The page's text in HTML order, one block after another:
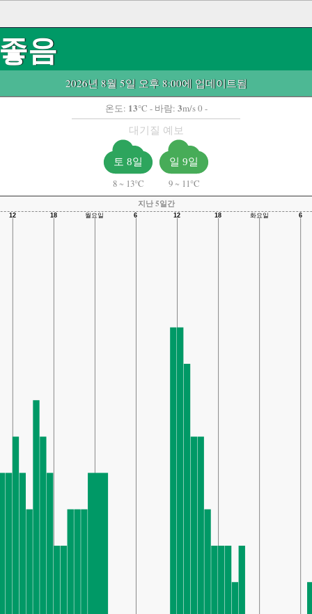
좋음
2026년 8월 5일 오후 8:00에 업데이트됨
온도: 13°C - 바람: 3m/s 0 -
대기질 예보
토 8일
8 ~ 13°C
일 9일
9 ~ 11°C
지난 5일간